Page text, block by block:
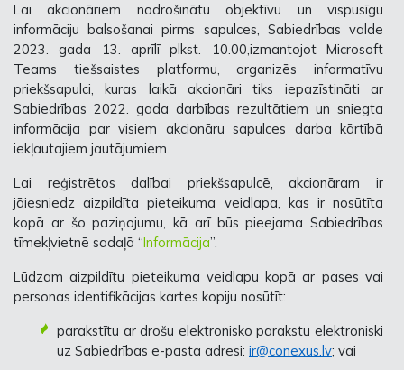
Lai akcionāriem nodrošinātu objektīvu un vispusīgu
informāciju balsošanai pirms sapulces, Sabiedrības valde
2023. gada 13. aprīlī plkst. 10.00,izmantojot Microsoft
Teams tiešsaistes platformu, organizēs informatīvu
priekšsapulci, kuras laikā akcionāri tiks iepazīstināti ar
Sabiedrības 2022. gada darbības rezultātiem un sniegta
informācija par visiem akcionāru sapulces darba kārtībā
iekļautajiem jautājumiem.
Lai reģistrētos dalībai priekšsapulcē, akcionāram ir
jāiesniedz aizpildīta pieteikuma veidlapa, kas ir nosūtīta
kopā ar šo paziņojumu, kā arī būs pieejama Sabiedrības
tīmekļvietnē sadaļā “Informācija”.
Lūdzam aizpildītu pieteikuma veidlapu kopā ar pases vai
personas identifikācijas kartes kopiju nosūtīt:
parakstītu ar drošu elektronisko parakstu elektroniski
uz Sabiedrības e-pasta adresi: ir@conexus.lv; vai